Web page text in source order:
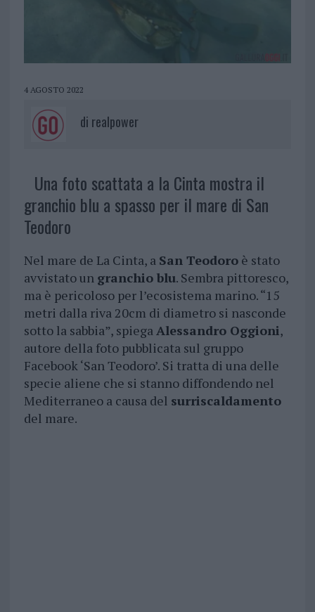
4 AGOSTO 2022
di realpower
Una foto scattata a la Cinta mostra il
granchio blu a spasso per il mare di San
Teodoro
Nel mare de La Cinta, a San Teodoroè stato
avvistato un granchio blu. Sembra pittoresco,
ma è pericoloso per l’ecosistema marino. “15
metri dalla riva 20cm di diametro si nasconde
sotto la sabbia”, spiegaAlessandro Oggioni,
autore della foto pubblicata sul gruppo
Facebook ‘San Teodoro’. Si tratta di una delle
specie aliene che si stanno diffondendo nel
Mediterraneo a causa del surriscaldamento
del mare.